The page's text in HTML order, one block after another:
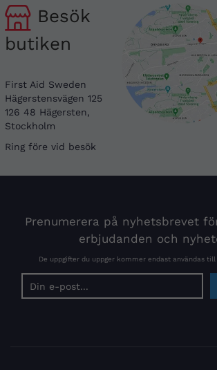
Besök
butiken
First Aid Sweden
Hägerstensvägen 125
126 48 Hägersten,
Stockholm
Ring före vid besök
Prenumerera på nyhetsbrevet
erbjudanden och
De uppgifter du uppger kommer endast användas